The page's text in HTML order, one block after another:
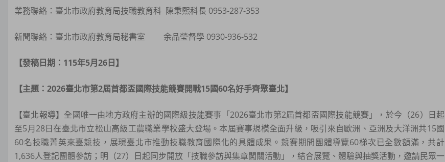
業務聯絡：臺北市政府教育局技職教育科 陳秉熙科長 0953-287-353
新聞聯絡：臺北市政府教育局秘書室 余品瑩督學 0930-936-532
【發稿日期：115年5月26日】
【主題：2026臺北市第2屆首都盃國際技能競賽開戰15國60名好手齊聚臺北】
【臺北報導】全國唯一由地方政府主辦的國際級技能賽事「2026臺北市第2屆首都盃國際技能競賽」，於今（26）日起
至5月28日在臺北市立松山高級工農職業學校盛大登場。本屆賽事規模全面升級，吸引來自歐洲、亞洲及大洋洲共15國
60名技職菁英來臺競技，展現臺北市推動技職教育國際化的具體成果。競賽期間團體導覽60梯次已全數額滿，共計
1,636人登記團體參訪；明（27）日起同步開放「技職參訪與集章闖關活動」，結合展覽、體驗與抽獎活動，邀請民眾一